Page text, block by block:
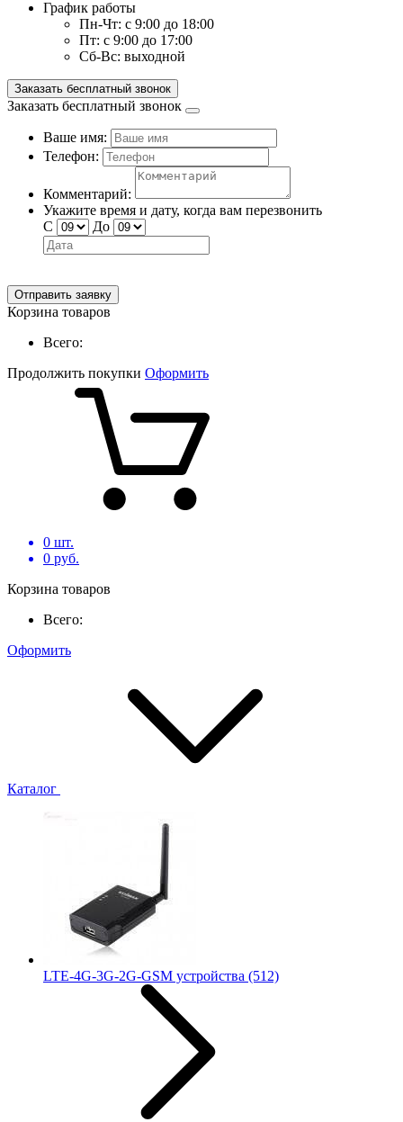
График работы
Пн-Чт: с 9:00 до 18:00
Пт: с 9:00 до 17:00
Сб-Вс: выходной
Заказать бесплатный звонок
Заказать бесплатный звонок
Ваше имя:
Телефон:
Комментарий:
Укажите время и дату, когда вам перезвонить
С
До
Отправить заявку
Корзина товаров
Всего:
Продолжить покупки Оформить
0 шт.
0 руб.
Корзина товаров
Всего:
Оформить
Каталог
LTE-4G-3G-2G-GSM устройства (512)